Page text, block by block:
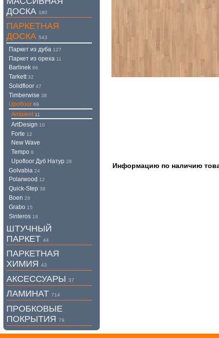
Информацию по наличию
ДОСКА 180
ПАРКЕТНАЯ
ДОСКА 543
Паркет из дуба 127
Паркет из ореха 11
Barlinek 86
Tarkett32
Solidfloor 47
Timberwise 38
Upofloor 69
Ambient 11
ArtDesign 10
Forte 12
New Wave
Tempo 8
Upofloor Дуб Натур 28
Golvabia 24
Polarwood 12
Quick-Step 38
Boen 26
Grabo 15
Sinteros 18
ШТУЧНЫЙ
ПАРКЕТ 44
ПАРКЕТНАЯ
ХИМИЯ 43
АКСЕССУАРЫ 37
ЛАМИНАТ 714
ПРОБКОВЫЕ
ПОКРЫТИЯ 79